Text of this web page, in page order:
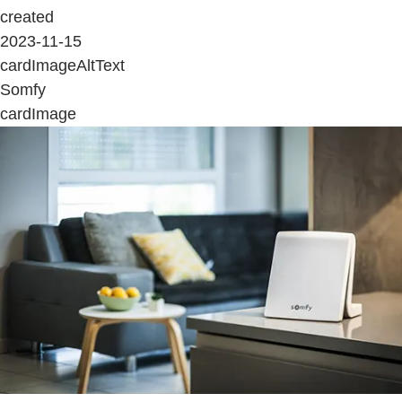
created
2023-11-15
cardImageAltText
Somfy
cardImage